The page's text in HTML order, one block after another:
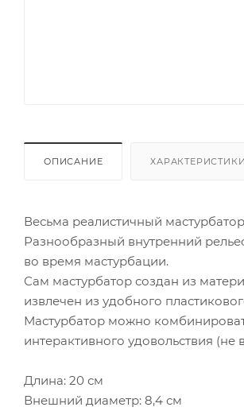
ОПИСАНИЕ ХАРАКТЕРИСТИКИ
Весьма реалистичный
Разнообразный внутренний
во время мастурбации.
Сам мастурбатор создан из
извлечен из удобного
Мастурбатор можно
интерактивного удовольствия (не
Длина: 20 см
Внешний диаметр: 8,4 см